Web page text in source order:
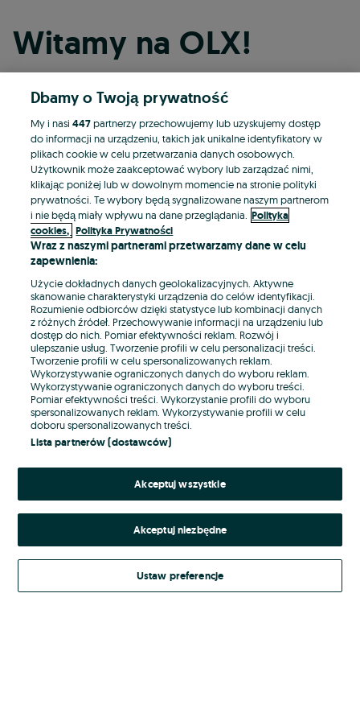
Witamy na OLX!
Kontynuuj przez Facebooka
Kontynuuj przez konto Apple
Kontynuuj przez konto Google
LUB
E-mail
Hasło
Nie pamiętasz hasła?
Zaloguj się
Kontynuując za pośrednictwem jednego z dostawców wskazanych powyżej,
Regulamin serwisuOLX.pl w jego aktualnym brzmieniu.
Dbamy o Twoją prywatność
My i nasi447partnerzy przechowujemy lub uzyskujemy dostęp
do informacji na urządzeniu, takich jak unikalne identyfikatory w
plikach cookie w celu przetwarzania danych osobowych.
Użytkownik może zaakceptować wybory lub zarządzać nimi,
klikając poniżej lub w dowolnym momencie na stronie polityki
prywatności. Te wybory będą sygnalizowane naszym partnerom
i nie będą miały wpływu na dane przeglądania. Polityka
cookies, Polityka Prywatności
Wraz z naszymi partnerami przetwarzamy dane w celu
zapewnienia:
Użycie dokładnych danych geolokalizacyjnych. Aktywne
skanowanie charakterystyki urządzenia do celów identyfikacji.
Rozumienie odbiorców dzięki statystyce lub kombinacji danych
z różnych źródeł. Przechowywanie informacji na urządzeniu lub
dostęp do nich. Pomiar efektywności reklam. Rozwój i
ulepszanie usług. Tworzenie profili w celu personalizacji treści.
Tworzenie profili w celu spersonalizowanych reklam.
Wykorzystywanie ograniczonych danych do wyboru reklam.
Wykorzystywanie ograniczonych danych do wyboru treści.
Pomiar efektywności treści. Wykorzystanie profili do wyboru
spersonalizowanych reklam. Wykorzystywanie profili w celu
doboru spersonalizowanych treści.
Lista partnerów (dostawców)
Akceptuj wszystkie
Akceptuj niezbędne
Ustaw preferencje